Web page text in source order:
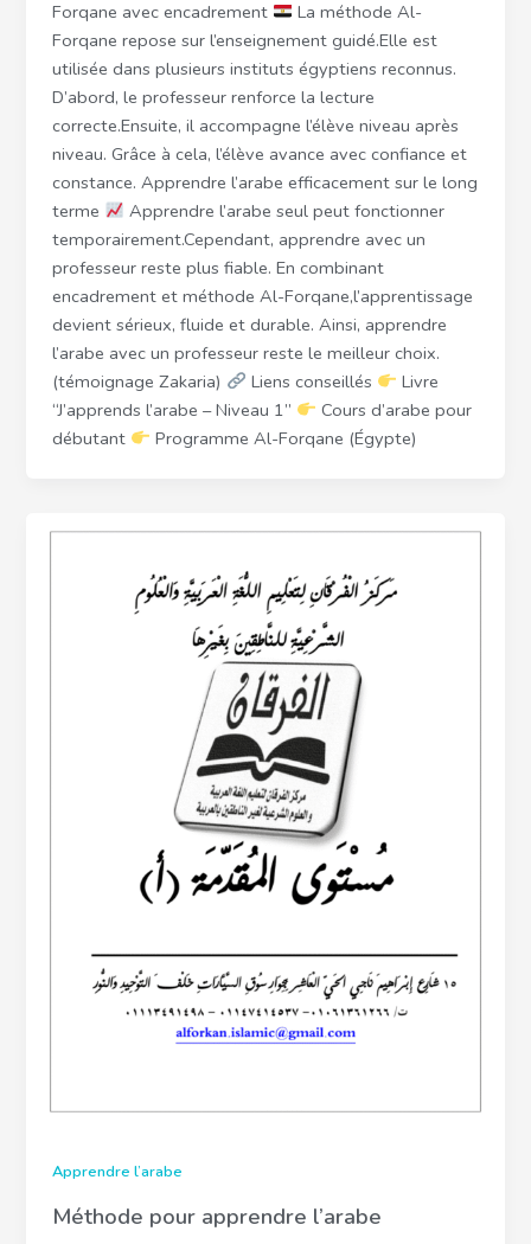
Forqane avec encadrement
La méthode Al-
Forqane repose sur l’enseignement guidé.Elle est
utilisée dans plusieurs instituts égyptiens reconnus.
D’abord, le professeur renforce la lecture
correcte.Ensuite, il accompagne l’élève niveau après
niveau. Grâce à cela, l’élève avance avec confiance et
constance. Apprendre l’arabe efficacement sur le long
terme
Apprendre l’arabe seul peut fonctionner
temporairement.Cependant, apprendre avec un
professeur reste plus fiable. En combinant
encadrement et méthode Al-Forqane,l’apprentissage
devient sérieux, fluide et durable. Ainsi, apprendre
l’arabe avec un professeur reste le meilleur choix.
(témoignage Zakaria)
Liens conseillés
Livre
“J’apprends l’arabe – Niveau 1”
Cours d’arabe pour
débutant
Programme Al-Forqane (Égypte)
Apprendre l’arabe
Méthode pour apprendre l’arabe